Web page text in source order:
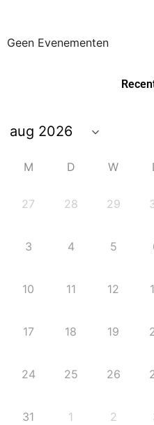
Geen Evenementen
M D W
27 28 29
3 4 5
10 11 12
17 18 19
24 25 26
31 1 2